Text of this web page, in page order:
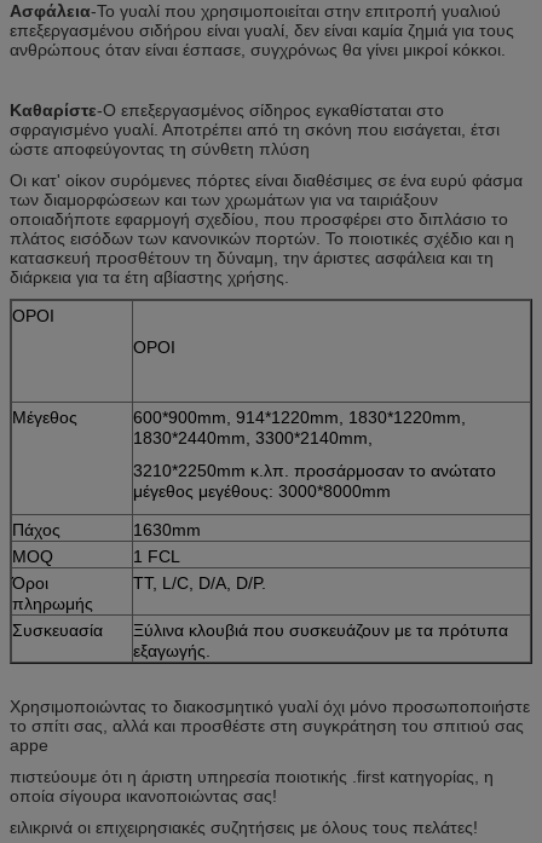
Ασφάλεια-Το γυαλί που χρησιμοποιείται στην επιτροπή γυαλιού
επεξεργασμένου σιδήρου είναι γυαλί, δεν είναι καμία ζημιά για τους
ανθρώπους όταν είναι έσπασε, συγχρόνως θα γίνει μικροί κόκκοι.
Καθαρίστε-Ο επεξεργασμένος σίδηρος εγκαθίσταται στο
σφραγισμένο γυαλί. Αποτρέπει από τη σκόνη που εισάγεται, έτσι
ώστε αποφεύγοντας τη σύνθετη πλύση
Οι κατ' οίκον συρόμενες πόρτες είναι διαθέσιμες σε ένα ευρύ φάσμα
των διαμορφώσεων και των χρωμάτων για να ταιριάξουν
οποιαδήποτε εφαρμογή σχεδίου, που προσφέρει στο διπλάσιο το
πλάτος εισόδων των κανονικών πορτών. Το ποιοτικές σχέδιο και η
κατασκευή προσθέτουν τη δύναμη, την άριστες ασφάλεια και τη
διάρκεια για τα έτη αβίαστης χρήσης.
ΟΡΟΙ
ΟΡΟΙ
Μέγεθος
600*900mm, 914*1220mm, 1830*1220mm,
1830*2440mm, 3300*2140mm,
3210*2250mm κ.λπ. προσάρμοσαν το ανώτατο
μέγεθος μεγέθους: 3000*8000mm
Πάχος
1630mm
MOQ
1 FCL
Όροι
πληρωμής
TT, L/C, D/A, D/P.
Συσκευασία
Ξύλινα κλουβιά που συσκευάζουν με τα πρότυπα
εξαγωγής.
Χρησιμοποιώντας το διακοσμητικό γυαλί όχι μόνο προσωποποιήστε
το σπίτι σας, αλλά και προσθέστε στη συγκράτηση του σπιτιού σας
appe
πιστεύουμε ότι η άριστη υπηρεσία ποιοτικής .first κατηγορίας, η
οποία σίγουρα ικανοποιώντας σας!
ειλικρινά οι επιχειρησιακές συζητήσεις με όλους τους πελάτες!